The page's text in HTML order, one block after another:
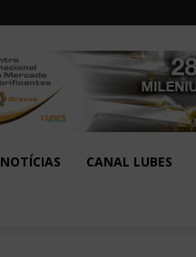
NOTÍCIAS CANAL LUBES